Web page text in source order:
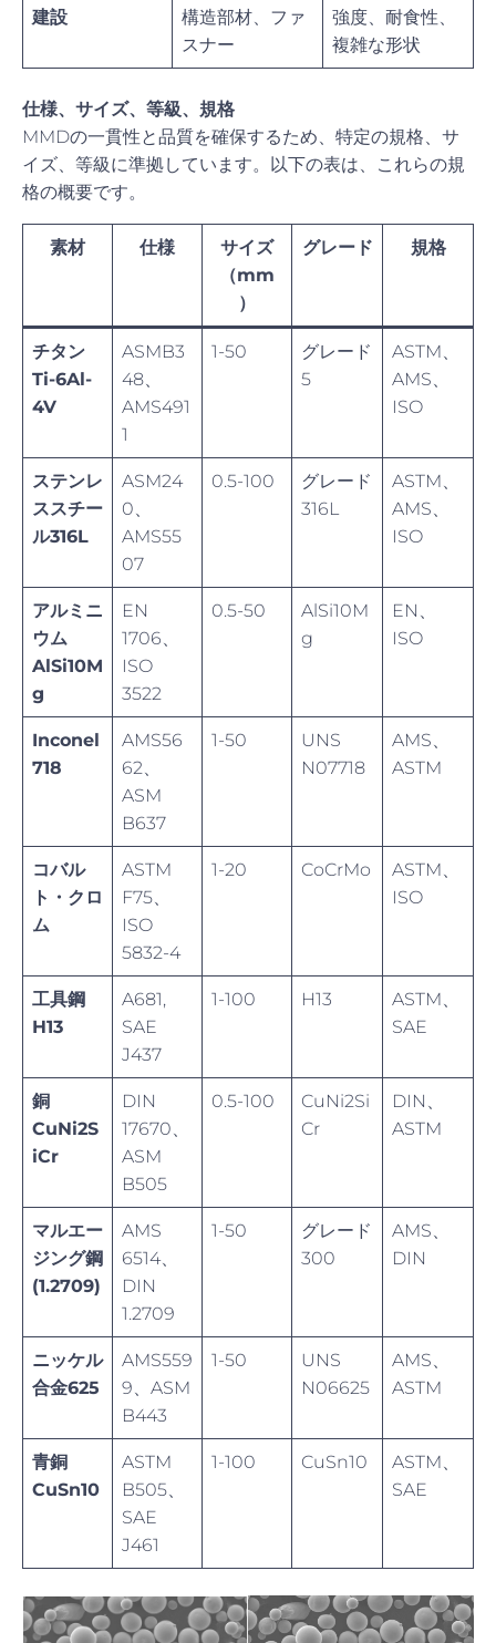
建設
構造部材、ファ
スナー
強度、耐食性、
複雑な形状
仕様、サイズ、等級、規格
MMDの一貫性と品質を確保するため、特定の規格、サ
イズ、等級に準拠しています。以下の表は、これらの規
格の概要です。
素材 仕様
サイズ
（mm
）
グレード 規格
チタン
Ti-6Al-
4V
ASMB3
48、
AMS491
1
1-50
グレード
5
ASTM、
AMS、
ISO
ステンレ
ススチー
ル316L
ASM24
0、
AMS55
07
0.5-100
グレード
316L
ASTM、
AMS、
ISO
アルミニ
ウム
AlSi10M
g
EN
1706、
ISO
3522
0.5-50
AlSi10M
g
EN、
ISO
Inconel
718
AMS56
62、
ASM
B637
1-50
UNS
N07718
AMS、
ASTM
コバル
ト・クロ
ム
ASTM
F75、
ISO
5832-4
1-20 CoCrMo
ASTM、
ISO
工具鋼
H13
A681,
SAE
J437
1-100 H13
ASTM、
SAE
銅
CuNi2S
iCr
DIN
17670、
ASM
B505
0.5-100
CuNi2Si
Cr
DIN、
ASTM
マルエー
ジング鋼
(1.2709)
AMS
6514、
DIN
1.2709
1-50
グレード
300
AMS、
DIN
ニッケル
合金625
AMS559
9、ASM
B443
1-50
UNS
N06625
AMS、
ASTM
青銅
CuSn10
ASTM
B505、
SAE
J461
1-100 CuSn10
ASTM、
SAE